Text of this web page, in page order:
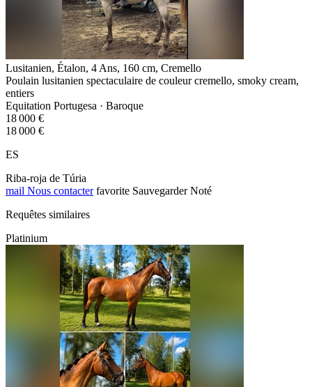
Lusitanien, Étalon, 4 Ans, 160 cm, Cremello
Poulain lusitanien spectaculaire de couleur cremello, smoky cream,
entiers
Equitation Portugesa · Baroque
18 000 €
18 000 €
ES
Riba-roja de Túria
mail Nous contacter favorite Sauvegarder Noté
Requêtes similaires
Platinium